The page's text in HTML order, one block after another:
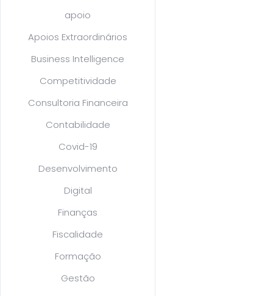
apoio
Apoios Extraordinários
Business Intelligence
Competitividade
Consultoria Financeira
Contabilidade
Covid-19
Desenvolvimento
Digital
Finanças
Fiscalidade
Formação
Gestão